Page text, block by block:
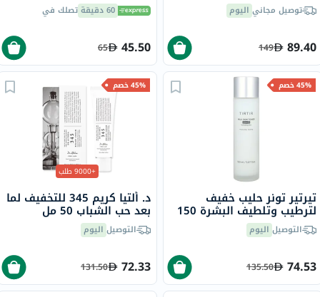
Refresher In Gray Color
توصيل مجاني اليوم
89.40
149
60 دقيقة تصلك في
45.50
65
45% خصم
تيرتير تونر حليب خفيف
لترطيب وتلطيف البشرة 150
ملالتوصيل اليوم
74.53
135.50
45% خصم
+9000 طلب
د. ألتيا كريم 345 للتخفيف لما
بعد حب الشباب 50 مل
التوصيل اليوم
72.33
131.50